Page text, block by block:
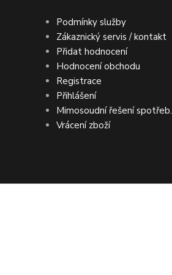
Podmínky služby
Zákaznický servis / kontakt
Přidat hodnocení
Hodnocení obchodu
Registrace
Přihlášení
Mimosoudní řešení
Vrácení zboží
DOPRAVA ZDARMA